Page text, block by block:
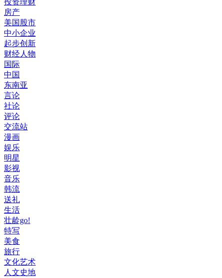
投资理财
房产
美国股市
中小企业
起步创新
财经人物
国际
中国
东南亚
言论
社论
评论
交流站
漫画
娱乐
明星
影视
音乐
韩流
送礼
生活
壮龄go!
特写
美食
旅行
文化艺术
人文史地